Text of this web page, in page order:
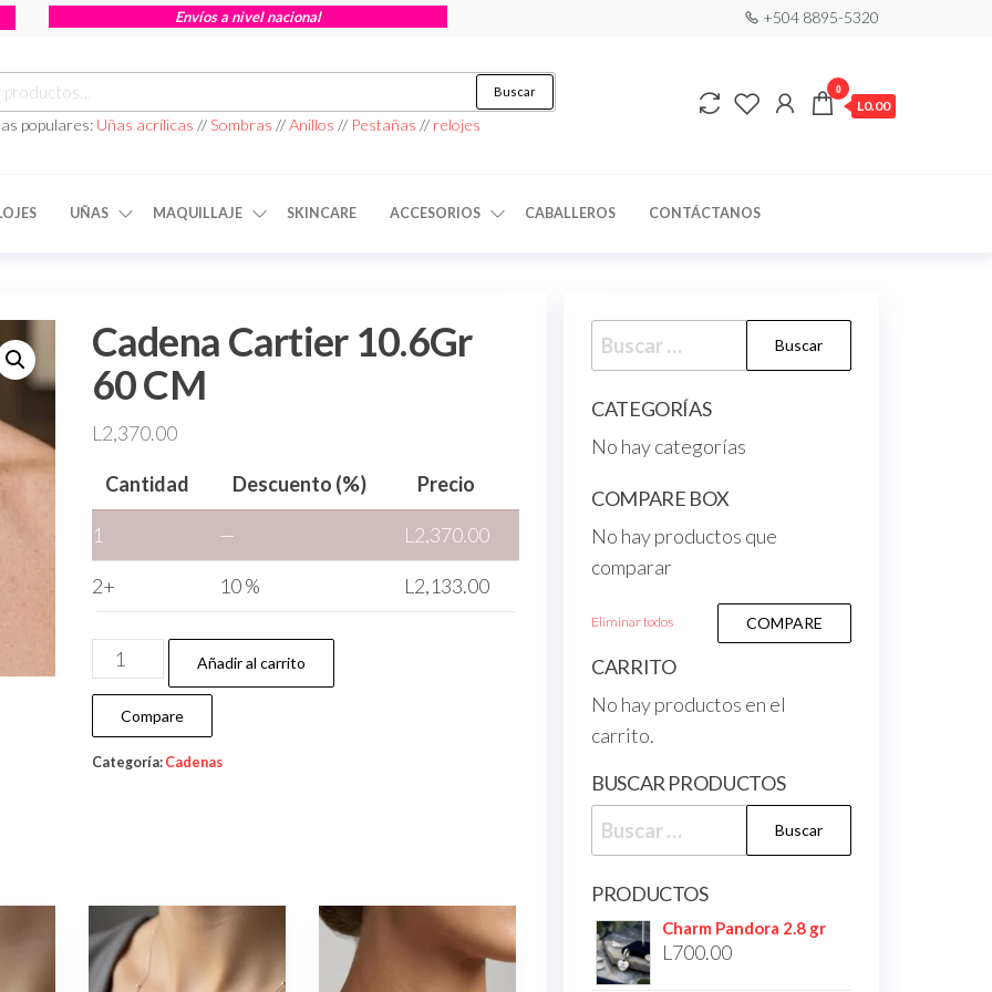
Envíos a nivel nacional +504 8895-5320
Buscar
populares: Uñas acrílicas //Sombras //Anillos // Pestañas // relojes
0
L0.00
UÑAS MAQUILLAJE SKINCARE ACCESORIOS CABALLEROS CONTÁCTANOS
Cadena Cartier 10.6Gr
60 CM
L 2,370.00
Cantidad Descuento (%) Precio
1 — L 2,370.00
2+ 10 % L 2,133.00
Añadir al carrito
Compare
Categoría: Cadenas
CATEGORÍAS
No hay categorías
COMPARE BOX
No hay productos que
comparar
Eliminar todos COMPARE
CARRITO
No hay productos en el
carrito.
BUSCAR PRODUCTOS
PRODUCTOS
Charm Pandora 2.8 gr
L 700.00